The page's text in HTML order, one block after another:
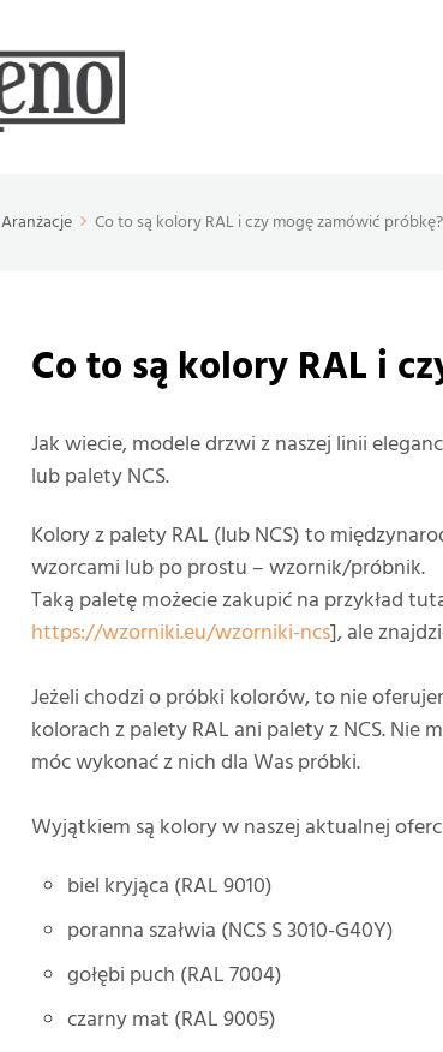
Aranżacje Co to są kolory RAL i czy mogę zamówić próbkę?
Co to są kolory RAL i
Jak wiecie, modele drzwi z naszej linii
lub palety NCS.
Kolory z palety RAL (lub NCS) to
wzorcami lub po prostu – wzornik/próbnik.
Taką paletę możecie zakupić na przykład
https://wzorniki.eu/wzorniki-ncs], ale
Jeżeli chodzi o próbki kolorów, to nie
kolorach z palety RAL ani palety z NCS.
móc wykonać z nich dla Was próbki.
Wyjątkiem są kolory w naszej aktualnej
biel kryjąca (RAL 9010)
poranna szałwia (NCS S 3010-G40Y)
gołębi puch (RAL 7004)
czarny mat (RAL 9005)